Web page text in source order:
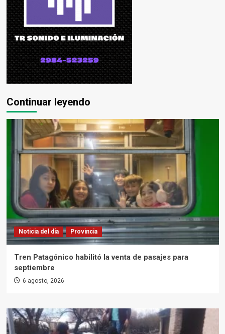
Continuar leyendo
Noticia del día Provincia
Tren Patagónico habilitó la venta de pasajes para
septiembre
6 agosto, 2026